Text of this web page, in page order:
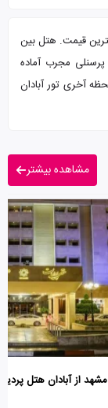
هما 2 با تضمین بهترین قیمت. هتل بین
و پرسنلی مجرب آماده
آخری تور آبادان
مشاهده بیشتر
از آبادان هتل